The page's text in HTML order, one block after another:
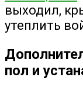
выходил,
утеплить
пол и